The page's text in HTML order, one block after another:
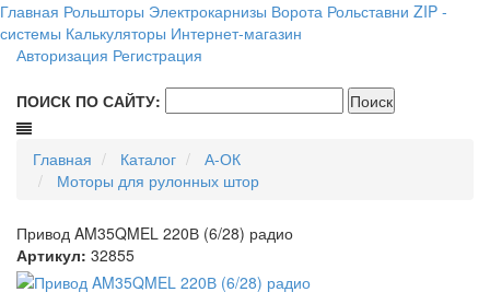
Главная Рольшторы Электрокарнизы Ворота Рольставни ZIP -
системы Калькуляторы Интернет-магазин
Авторизация Регистрация
ПОИСК ПО САЙТУ:
Главная Каталог
А-ОК
Моторы для рулонных штор
Привод AM35QMEL 220В (6/28) радио
Артикул: 32855